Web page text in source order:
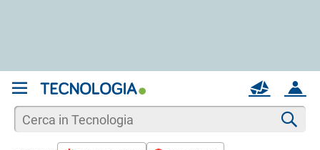
ACCOUNT
MAIL